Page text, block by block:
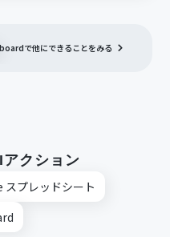
boardで他にできることをみる
クション
スプレッドシート